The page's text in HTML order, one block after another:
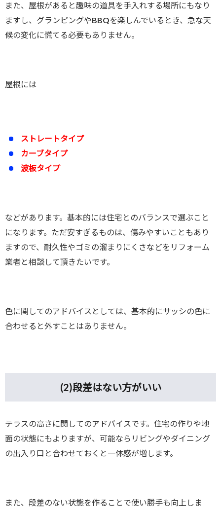
また、屋根があると趣味の道具を手入れする場所にもなり
ますし、グランピングやBBQを楽しんでいるとき、急な天
候の変化に慌てる必要もありません。
屋根には
ストレートタイプ
カーブタイプ
波板タイプ
などがあります。基本的には住宅とのバランスで選ぶこと
になります。ただ安すぎるものは、傷みやすいこともあり
ますので、耐久性やゴミの溜まりにくさなどをリフォーム
業者と相談して頂きたいです。
色に関してのアドバイスとしては、基本的にサッシの色に
合わせると外すことはありません。
(2)段差はない方がいい
テラスの高さに関してのアドバイスです。住宅の作りや地
面の状態にもよりますが、可能ならリビングやダイニング
の出入り口と合わせておくと一体感が増します。
また、段差のない状態を作ることで使い勝手も向上しま